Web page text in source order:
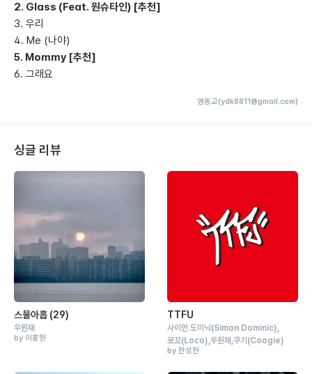
2. Glass (Feat. 원슈타인) [추천]
3. 우리
4. Me (나야)
5. Mommy [추천]
6. 그래요
염동교(ydk8811@gmail.com)
싱글 리뷰
스물아홉 (29)
우원재
by 이홍현
TTFU
사이먼 도미닉(Simon Dominic)
로꼬(Loco) 우원재 쿠기 (Coogie)
by 한성현